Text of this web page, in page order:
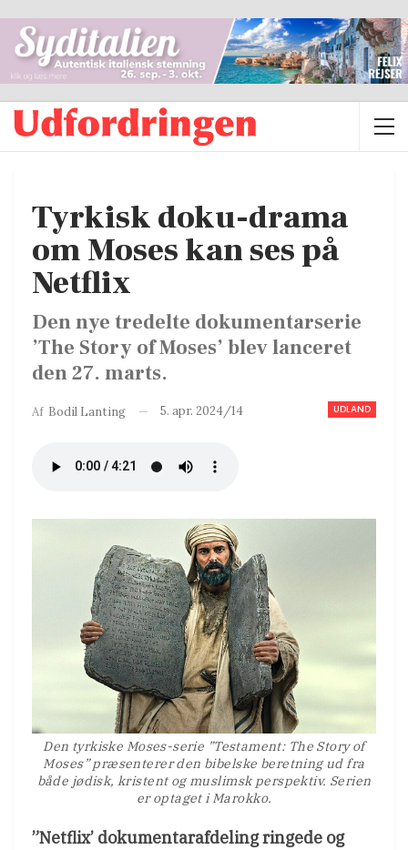
Tyrkisk doku-drama
om Moses kan ses på
Netflix
Den nye tredelte dokumentarserie
’The Story of Moses’ blev lanceret
den 27. marts.
UDLAND
Af Bodil Lanting 5. apr. 2024/14
Den tyrkiske Moses-serie ”Testament: The Story of
Moses” præsenterer den bibelske beretning ud fra
både jødisk, kristent og muslimsk perspektiv. Serien
er optaget i Marokko.
”Netflix’ dokumentarafdeling ringede og